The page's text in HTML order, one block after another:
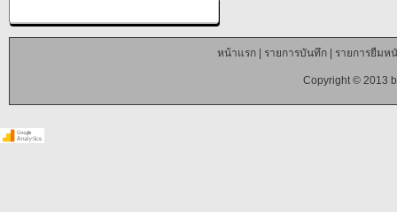
หน้าแรก| รายการบันทึก| รายการยืมห
Copyright © 2013